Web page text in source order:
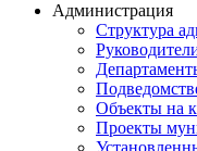
Администрация
Структура
Объекты на
Проекты